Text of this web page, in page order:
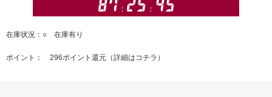
在庫状況：○ 在庫有り
ポイント： 296ポイント還元（詳細はコチラ ）